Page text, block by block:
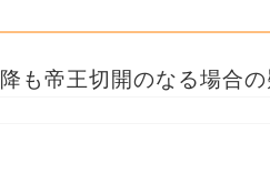
も帝王切開のなる場合の